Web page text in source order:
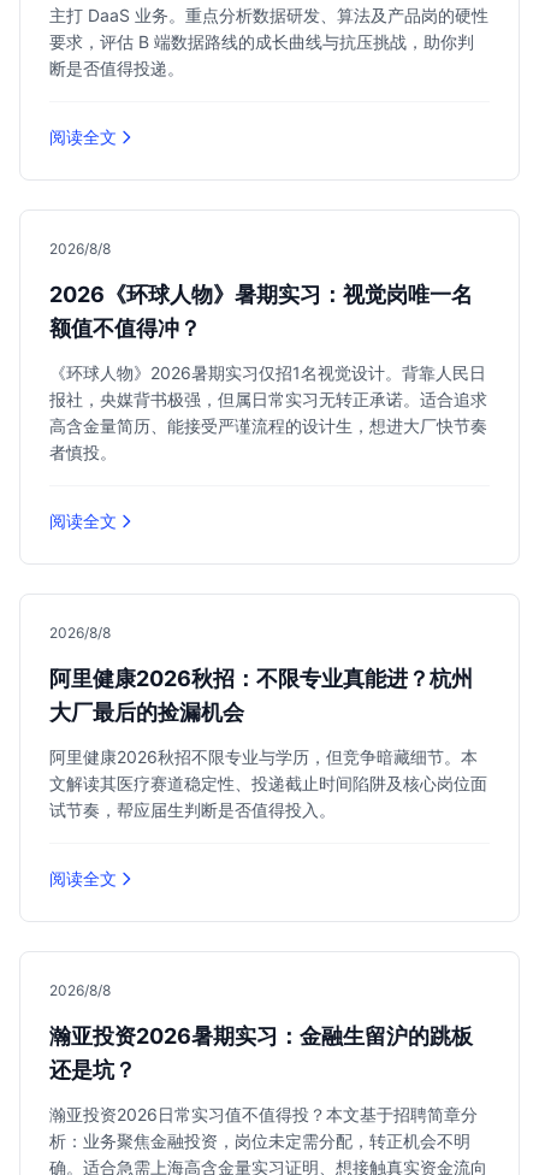
主打 DaaS 业务。重点分析数据研发、算法及产品岗的硬性
要求，评估 B 端数据路线的成长曲线与抗压挑战，助你判
断是否值得投递。
阅读全文
2026/8/8
2026《环球人物》暑期实习：视觉岗唯一名
额值不值得冲？
《环球人物》2026暑期实习仅招1名视觉设计。背靠人民日
报社，央媒背书极强，但属日常实习无转正承诺。适合追求
高含金量简历、能接受严谨流程的设计生，想进大厂快节奏
者慎投。
阅读全文
2026/8/8
阿里健康2026秋招：不限专业真能进？杭州
大厂最后的捡漏机会
阿里健康2026秋招不限专业与学历，但竞争暗藏细节。本
文解读其医疗赛道稳定性、投递截止时间陷阱及核心岗位面
试节奏，帮应届生判断是否值得投入。
阅读全文
2026/8/8
瀚亚投资2026暑期实习：金融生留沪的跳板
还是坑？
瀚亚投资2026日常实习值不值得投？本文基于招聘简章分
析：业务聚焦金融投资，岗位未定需分配，转正机会不明
确。适合急需上海高含金量实习证明、想接触真实资金流向